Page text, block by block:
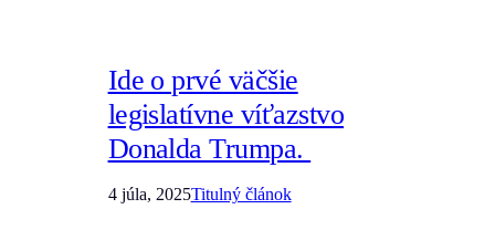
Ide o prvé väčšie
legislatívne víťazstvo
Donalda Trumpa.
4 júla, 2025Titulný článok